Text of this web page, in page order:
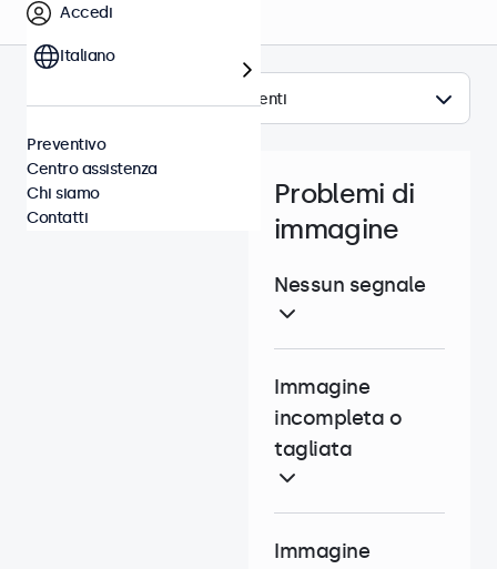
Argomenti
Problemi di
immagine
Nessun segnale
Immagine
incompleta o
tagliata
Immagine
Accedi
Italiano
Preventivo
Centro assistenza
Chi siamo
Contatti